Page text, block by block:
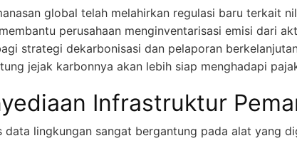
global telah melahirkan regulasi baru terkait
membantu perusahaan menginventarisasi emisi dari
strategi dekarbonisasi dan pelaporan
jejak karbonnya akan lebih siap menghadapi
Infrastruktur
data lingkungan sangat bergantung pada alat yang